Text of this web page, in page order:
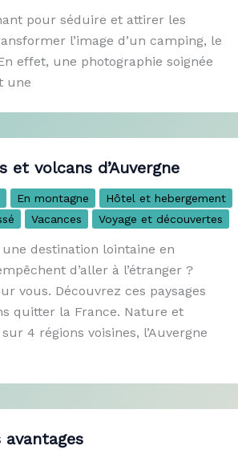
pour séduire et attirer les
l’image d’un camping, le
effet, une photographie soignée
une
et volcans d’Auvergne
En montagne
Hôtel et hebergement
Vacances Voyage et découvertes
une destination lointaine en
d’aller à l’étranger ?
vous. Découvrez ces paysages
quitter la France. Nature et
4 régions voisines, l’Auvergne
avantages